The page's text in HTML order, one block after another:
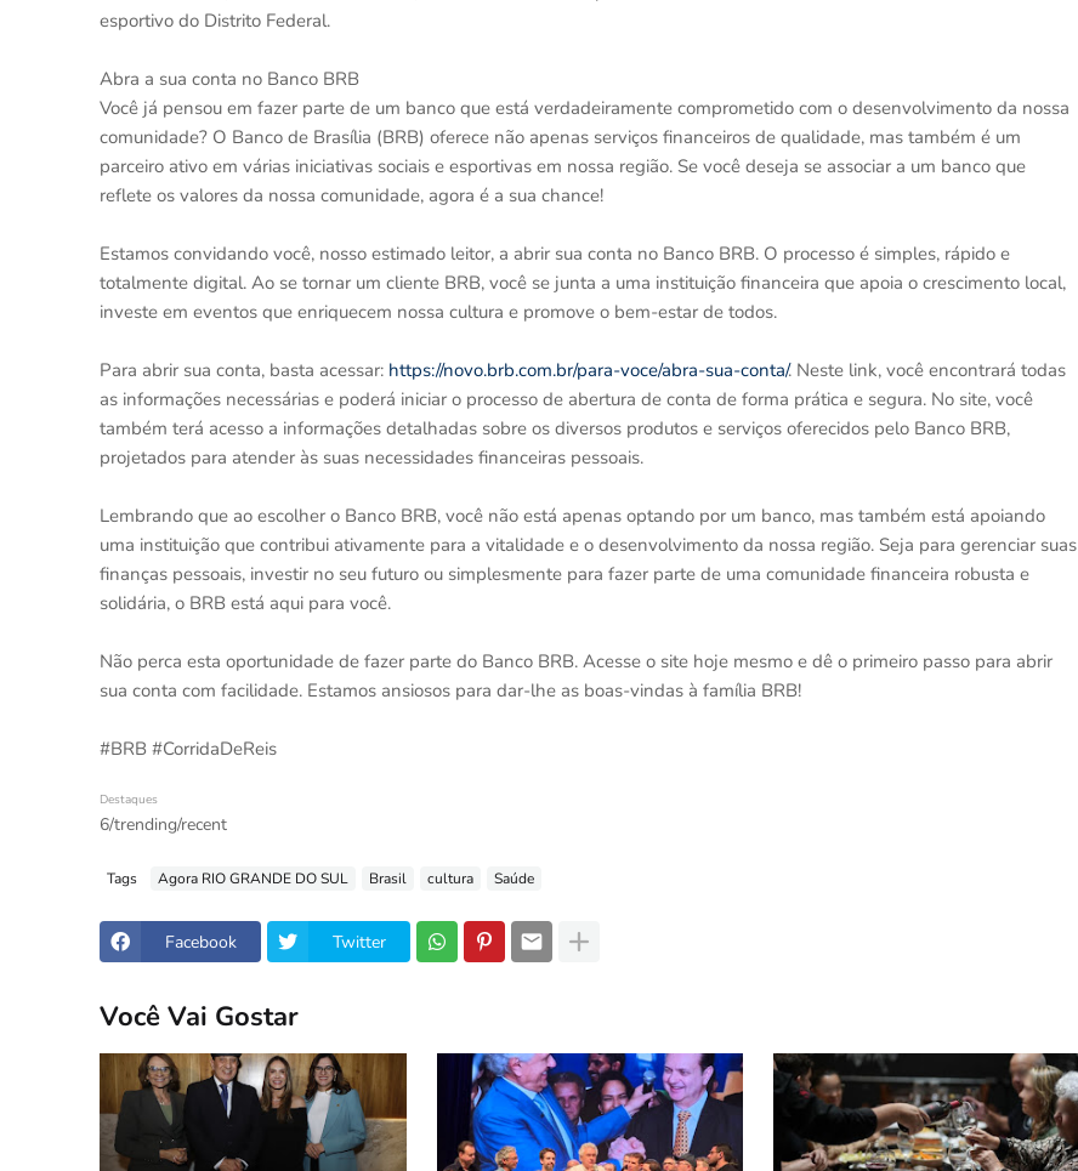
esportivo do Distrito Federal.
Abra a sua conta no Banco BRB
Você já pensou em fazer parte de um banco que está verdadeiramente comprometido com o desenvolvimento da nossa
comunidade? O Banco de Brasília (BRB) oferece não apenas serviços financeiros de qualidade, mas também é um
parceiro ativo em várias iniciativas sociais e esportivas em nossa região. Se você deseja se associar a um banco que
reflete os valores da nossa comunidade, agora é a sua chance!
Estamos convidando você, nosso estimado leitor, a abrir sua conta no Banco BRB. O processo é simples, rápido e
totalmente digital. Ao se tornar um cliente BRB, você se junta a uma instituição financeira que apoia o crescimento local,
investe em eventos que enriquecem nossa cultura e promove o bem-estar de todos.
Para abrir sua conta, basta acessar: https://novo.brb.com.br/para-voce/abra-sua-conta/. Neste link, você encontrará todas
as informações necessárias e poderá iniciar o processo de abertura de conta de forma prática e segura. No site, você
também terá acesso a informações detalhadas sobre os diversos produtos e serviços oferecidos pelo Banco BRB,
projetados para atender às suas necessidades financeiras pessoais.
Lembrando que ao escolher o Banco BRB, você não está apenas optando por um banco, mas também está apoiando
uma instituição que contribui ativamente para a vitalidade e o desenvolvimento da nossa região. Seja para gerenciar suas
finanças pessoais, investir no seu futuro ou simplesmente para fazer parte de uma comunidade financeira robusta e
solidária, o BRB está aqui para você.
Não perca esta oportunidade de fazer parte do Banco BRB. Acesse o site hoje mesmo e dê o primeiro passo para abrir
sua conta com facilidade. Estamos ansiosos para dar-lhe as boas-vindas à família BRB!
#BRB #CorridaDeReis
Destaques
6/trending/recent
Tags Agora RIO GRANDE DO SUL Brasil cultura Saúde
Facebook Twitter
Você Vai Gostar